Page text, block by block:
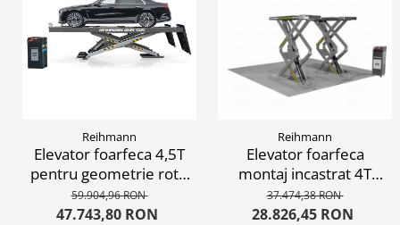
Reihmann
Elevator foarfeca 4,5T
pentru geometrie roti ,
380V
59.904,96 RON
47.743,80 RON
Reihmann
Elevator foarfeca
montaj incastrat 4T
electro hidraulic, 380V
37.474,38 RON
28.826,45 RON